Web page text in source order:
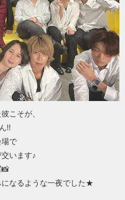
こそが、
!!
で
います♪
📸
になるような一夜でした★